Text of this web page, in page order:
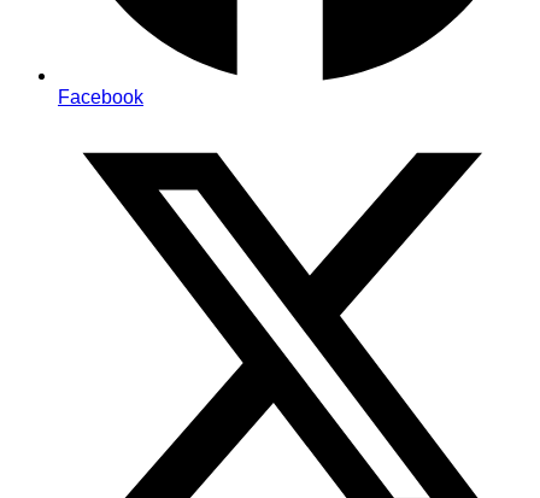
Facebook